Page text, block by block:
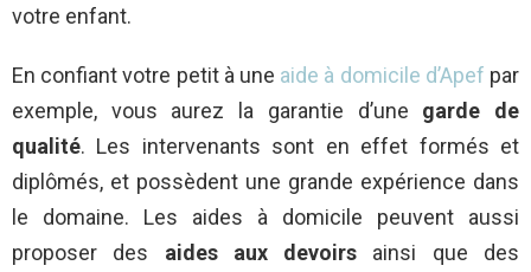
votre enfant.
En confiant votre petit à une aide à domicile d’Apef par
exemple, vous aurez la garantie d’une garde de
qualité. Les intervenants sont en effet formés et
diplômés, et possèdent une grande expérience dans
le domaine. Les aides à domicile peuvent aussi
proposer des aides aux devoirs ainsi que des